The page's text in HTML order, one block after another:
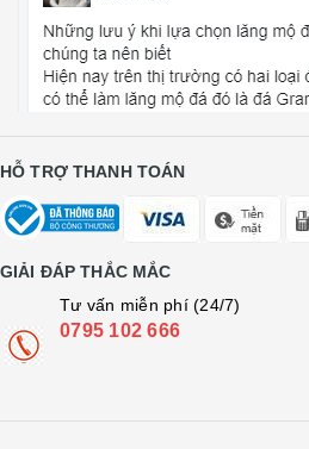
HỖ TRỢ THANH TOÁN
GIẢI ĐÁP THẮC MẮC
Tư vấn miễn phí (24/7)
0795 102 666